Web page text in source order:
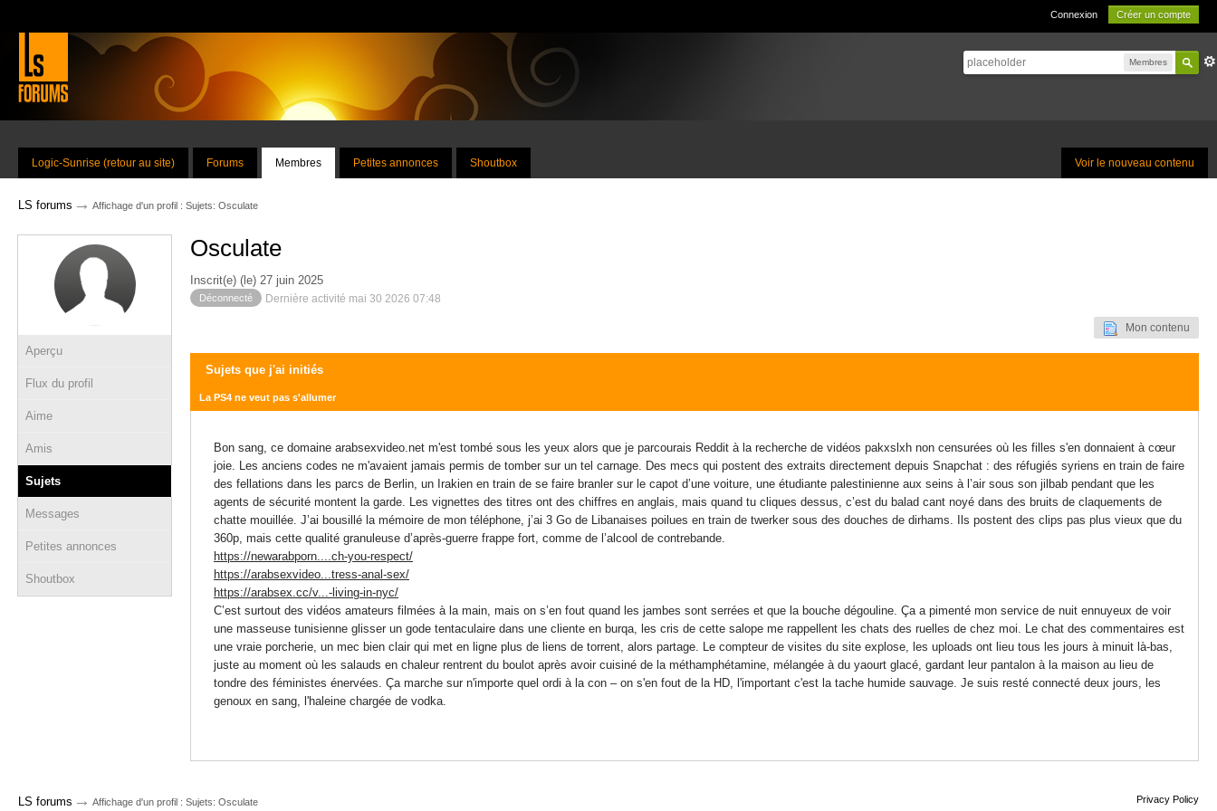
Connexion Créer un compte
Membres
Voir le nouveau contenu
Logic-Sunrise (retour au site) Forums Membres Petites annonces Shoutbox
LS forums → Affichage d'un profil : Sujets: Osculate
Aperçu
Flux du profil
Aime
Amis
Sujets
Messages
Petites annonces
Shoutbox
Osculate
Inscrit(e) (le) 27 juin 2025
Déconnecté Dernière activité mai 30 2026 07:48
Mon contenu
Sujets que j'ai initiés
La PS4 ne veut pas s'allumer
Bon sang, ce domaine arabsexvideo.net m'est tombé sous les yeux alors que je parcourais Reddit à la recherche de vidéos pakxslxh non censurées où les filles s'en donnaient à cœur
joie. Les anciens codes ne m'avaient jamais permis de tomber sur un tel carnage. Des mecs qui postent des extraits directement depuis Snapchat : des réfugiés syriens en train de faire
des fellations dans les parcs de Berlin, un Irakien en train de se faire branler sur le capot d’une voiture, une étudiante palestinienne aux seins à l’air sous son jilbab pendant que les
agents de sécurité montent la garde. Les vignettes des titres ont des chiffres en anglais, mais quand tu cliques dessus, c’est du balad cant noyé dans des bruits de claquements de
chatte mouillée. J’ai bousillé la mémoire de mon téléphone, j’ai 3 Go de Libanaises poilues en train de twerker sous des douches de dirhams. Ils postent des clips pas plus vieux que du
360p, mais cette qualité granuleuse d’après-guerre frappe fort, comme de l’alcool de contrebande.
https://newarabporn....ch-you-respect/
https://arabsexvideo...tress-anal-sex/
https://arabsex.cc/v...-living-in-nyc/
C’est surtout des vidéos amateurs filmées à la main, mais on s’en fout quand les jambes sont serrées et que la bouche dégouline. Ça a pimenté mon service de nuit ennuyeux de voir
une masseuse tunisienne glisser un gode tentaculaire dans une cliente en burqa, les cris de cette salope me rappellent les chats des ruelles de chez moi. Le chat des commentaires est
une vraie porcherie, un mec bien clair qui met en ligne plus de liens de torrent, alors partage. Le compteur de visites du site explose, les uploads ont lieu tous les jours à minuit là-bas,
juste au moment où les salauds en chaleur rentrent du boulot après avoir cuisiné de la méthamphétamine, mélangée à du yaourt glacé, gardant leur pantalon à la maison au lieu de
tondre des féministes énervées. Ça marche sur n'importe quel ordi à la con – on s'en fout de la HD, l'important c'est la tache humide sauvage. Je suis resté connecté deux jours, les
genoux en sang, l'haleine chargée de vodka.
LS forums → Affichage d'un profil : Sujets: Osculate Privacy Policy